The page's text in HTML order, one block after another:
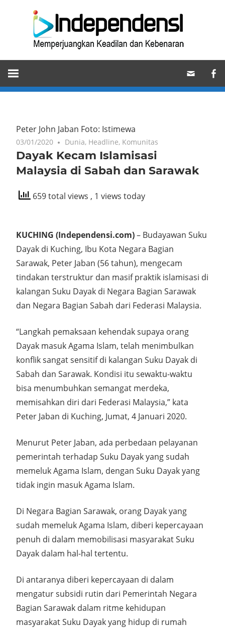
Memperjuangkan
Keadilan
dan
Peter John Jaban Foto: Istimewa
03/01/2020 Dunia, Headline, Komunitas
Dayak Kecam Islamisasi
Malaysia di Sabah dan Sarawak
659 total views , 1 views today
KUCHING (Independensi.com)– Budayawan Suku
Dayak di Kuching, Ibu Kota Negara Bagian
Sarawak, Peter Jaban (56 tahun), mengecam
tindakan terstruktur dan masif praktik islamisasi di
kalangan Suku Dayak di Negara Bagian Sarawak
dan Negara Bagian Sabah dari Federasi Malaysia.
“Langkah pemaksaan kehendak supaya orang
Dayak masuk Agama Islam, telah menimbulkan
konflik sangat sensitif di kalangan Suku Dayak di
Sabah dan Sarawak. Kondisi itu sewaktu-waktu
bisa menumbuhkan semangat merdeka,
memisahkan diri dari Federasi Malaysia,” kata
Peter Jaban di Kuching, Jumat, 4 Januari 2020.
Menurut Peter Jaban, ada perbedaan pelayanan
pemerintah terhadap Suku Dayak yang sudah
memeluk Agama Islam, dengan Suku Dayak yang
tidak ingin masuk Agama Islam.
Di Negara Bagian Sarawak, orang Dayak yang
sudah memeluk Agama Islam, diberi kepercayaan
penuh di dalam memobilisasi masyarakat Suku
Dayak dalam hal-hal tertentu.
Di antaranya diberi kepercayaan di dalam
mengatur subsidi rutin dari Pemerintah Negara
Bagian Sarawak dalam ritme kehidupan
masyarakat Suku Dayak yang hidup di rumah